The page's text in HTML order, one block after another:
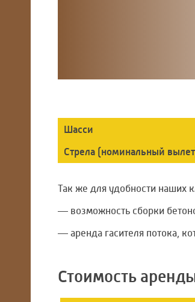
Шасси
Стрела (номинальный
Так же для удобности наших
— возможность сборки
— аренда гасителя потока,
Стоимость